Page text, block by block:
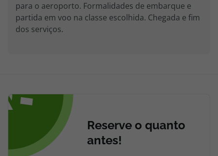
para o aeroporto. Formalidades de embarque e
partida em voo na classe escolhida. Chegada e fim
dos serviços.
Reserve o quanto
antes!